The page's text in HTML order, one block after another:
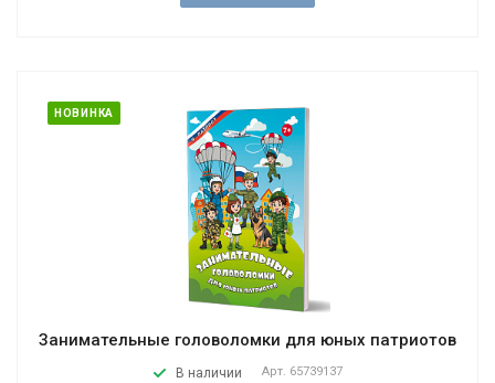
НОВИНКА
Занимательные головоломки для юных патриотов
В наличии Арт. 65739137